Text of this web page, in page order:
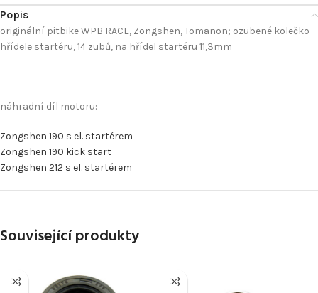
Popis
originální pitbike WPB RACE, Zongshen, Tomanon; ozubené kolečko
hřídele startéru, 14 zubů, na hřídel startéru 11,3mm
náhradní díl motoru:
Zongshen 190 s el. startérem
Zongshen 190 kick start
Zongshen 212 s el. startérem
Související produkty